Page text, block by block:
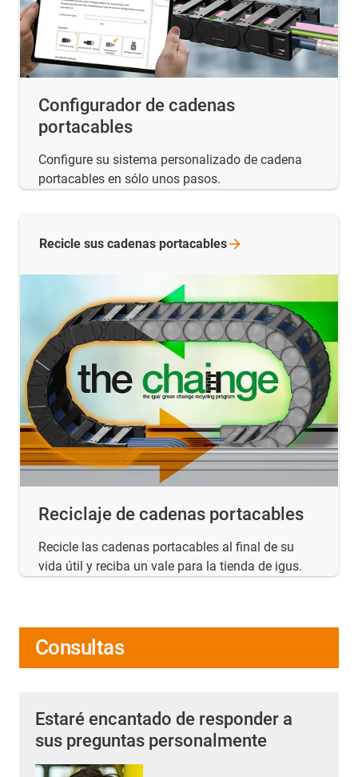
Configurador de cadenas
portacables
Configure su sistema personalizado de cadena
portacables en sólo unos pasos.
Reciclaje de cadenas portacables
Recicle las cadenas portacables al final de su
vida útil y reciba un vale para la tienda de igus.
Recicle sus cadenas portacables
Consultas
Estaré encantado de responder a
sus preguntas personalmente